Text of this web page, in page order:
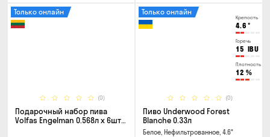
(0)
Только онлайн
Подарочный набор пива
Volfas Engelman 0.568л x 6шт +
Крепость
4.6 °
Горечь
15 IBU
Плотность
12 %
(0)
Только онлайн
Пиво Underwood Forest
Blanche 0.33л
Белое, Нефильтрованное, 4.6°